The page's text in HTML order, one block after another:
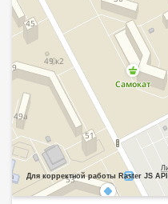
Для корректной работы Raster JS